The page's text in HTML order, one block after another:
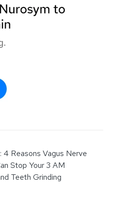
4 Reasons Vagus Nerve
Stop Your 3 AM
Teeth Grinding